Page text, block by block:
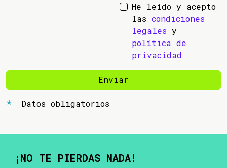
He leído y acepto
las condiciones
legales y
política de
privacidad
Enviar
Datos obligatorios
¡NO TE PIERDAS NADA!